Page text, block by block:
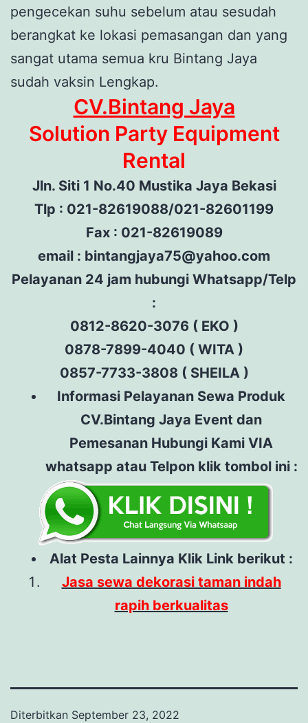
pengecekan suhu sebelum atau sesudah
berangkat ke lokasi pemasangan dan yang
sangat utama semua kru Bintang Jaya
sudah vaksin Lengkap.
CV.Bintang Jaya
Solution Party Equipment
Rental
Jln. Siti 1 No.40 Mustika Jaya Bekasi
Tlp : 021-82619088/021-82601199
Fax : 021-82619089
email : bintangjaya75@yahoo.com
Pelayanan 24 jam hubungi Whatsapp/Telp
:
0812-8620-3076 ( EKO )
0878-7899-4040 ( WITA )
0857-7733-3808 ( SHEILA )
Informasi Pelayanan Sewa Produk
CV.Bintang Jaya Event dan
Pemesanan Hubungi Kami VIA
whatsapp atau Telpon klik tombol ini :
Alat Pesta Lainnya Klik Link berikut :
Jasa sewa dekorasi taman indah
rapih berkualitas
Diterbitkan September 23, 2022